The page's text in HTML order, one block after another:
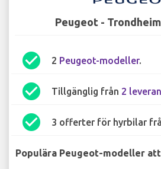
Peugeot -
check_circle 2 Peugeot-modeller.
check_circle Tillgänglig från 2
check_circle 3 offerter för hyrbilar
Populära Peugeot-modeller